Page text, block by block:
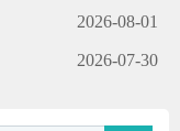
2026-08-01
2026-07-30